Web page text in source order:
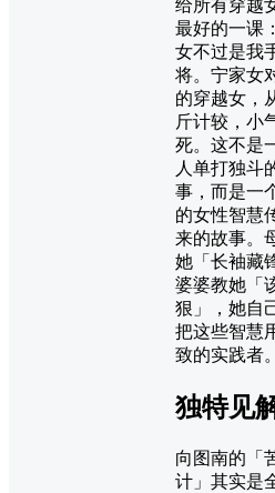
给所有穿越
最好的一课
女不过是我
将。宁家女
的穿越女，
斤计较，小
死。这不是
人单打独斗
事，而是一
的女性智慧
来的故事。
她「长袖藏
婆婆教她「
狠」，她自
把这些智慧
致的实践者。
独特见
向图南的「
计」其实是